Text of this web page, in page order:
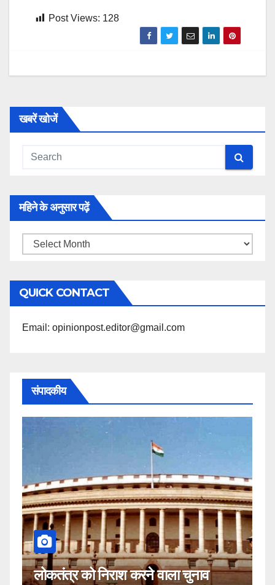
Post Views: 128
खबरें खोजें
महिने के अनुसार पढ़ें
महिने
अनुसार
पढ़ें
QUICK CONTACT
Email: opinionpost.editor@gmail.com
संपादकीय
कहीं यह सीजेआई के खिलाफ साजिश तो
नहीं!